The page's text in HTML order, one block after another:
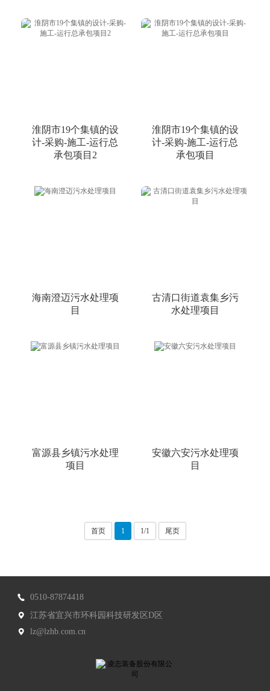
淮阴市19个集镇的设
计-采购-施工-运行总
承包项目2
淮阴市19个集镇的设
计-采购-施工-运行总
承包项目
海南澄迈污水处理项
目
古清口街道袁集乡污
水处理项目
富源县乡镇污水处理
项目
安徽六安污水处理项
目
首页 1 1/1 尾页
0510-87874418
江苏省宜兴市环科园科技研发区D区
lz@lzhb.com.cn